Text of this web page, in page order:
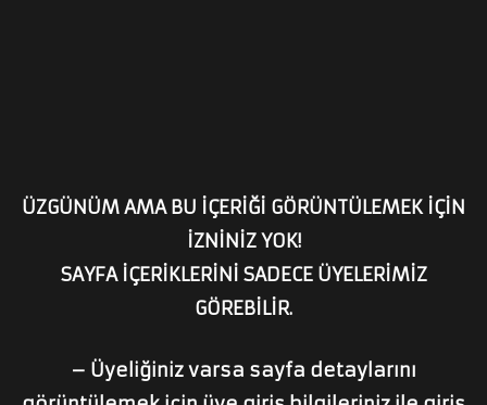
ÜZGÜNÜM AMA BU İÇERİĞİ GÖRÜNTÜLEMEK İÇİN
İZNİNİZ YOK!
SAYFA İÇERİKLERİNİ SADECE ÜYELERİMİZ
GÖREBİLİR.
– Üyeliğiniz varsa sayfa detaylarını